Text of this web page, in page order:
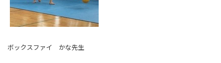
ボックスファイ かな先生